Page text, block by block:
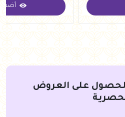
جنيه
أضف
على العروض